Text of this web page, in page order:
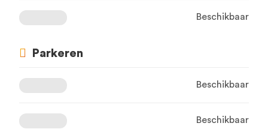
Beschikbaar
Parkeren
Beschikbaar
Beschikbaar